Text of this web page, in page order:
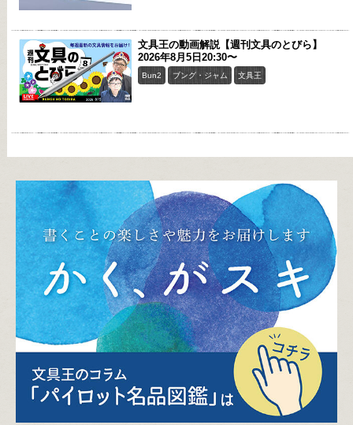
文具王の動画解説【週刊文具のとびら】
2026年8月5日20:30〜
Bun2 ブング・ジャム 文具王